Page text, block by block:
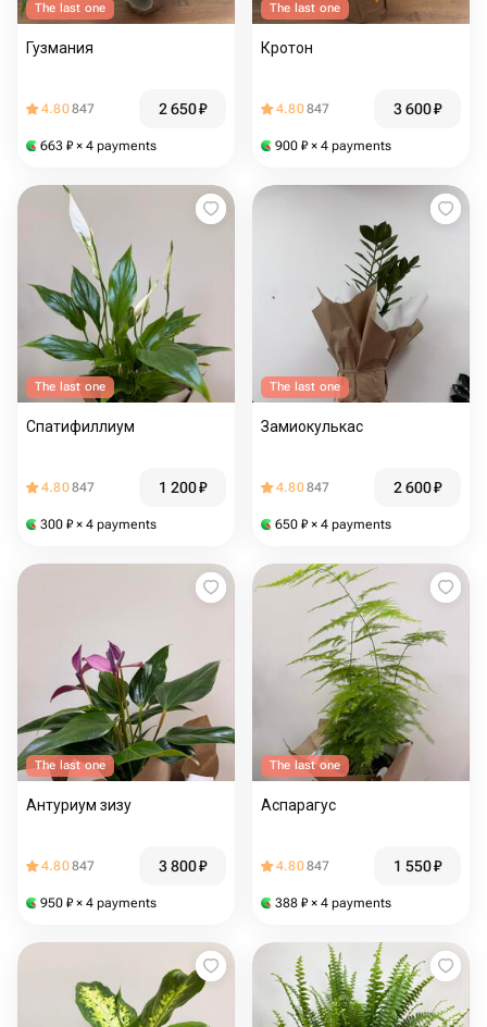
The last one
Гузмания
4.80847 2 650₽
663 ₽ × 4 payments
The last one
Кротон
4.80847 3 600₽
900 ₽ × 4 payments
The last one
Спатифиллиум
4.80847 1 200₽
300 ₽ × 4 payments
The last one
Замиокулькас
4.80847 2 600₽
650 ₽ × 4 payments
The last one
Антуриум зизу
4.80847 3 800₽
950 ₽ × 4 payments
The last one
Аспарагус
4.80847 1 550₽
388 ₽ × 4 payments